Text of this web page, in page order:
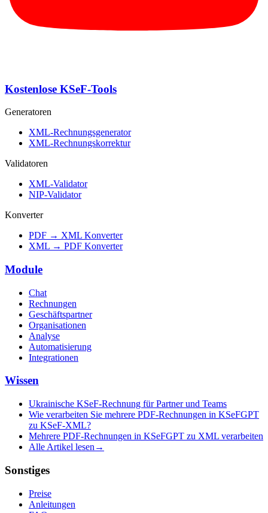
Kostenlose KSeF-Tools
Generatoren
XML-Rechnungsgenerator
XML-Rechnungskorrektur
Validatoren
XML-Validator
NIP-Validator
Konverter
PDF → XML Konverter
XML → PDF Konverter
Module
Chat
Rechnungen
Geschäftspartner
Organisationen
Analyse
Automatisierung
Integrationen
Wissen
Ukrainische KSeF-Rechnung für Partner und Teams
Wie verarbeiten Sie mehrere PDF-Rechnungen in KSeFGPT
zu KSeF-XML?
Mehrere PDF-Rechnungen in KSeFGPT zu XML verarbeiten
Alle Artikel lesen →
Sonstiges
Preise
Anleitungen